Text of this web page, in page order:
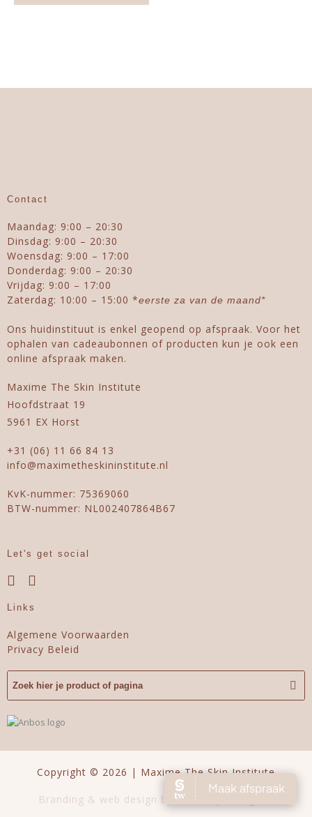
Contact
Maandag: 9:00 – 20:30
Dinsdag: 9:00 – 20:30
Woensdag: 9:00 – 17:00
Donderdag: 9:00 – 20:30
Vrijdag: 9:00 – 17:00
Zaterdag: 10:00 – 15:00 *eerste za van de maand*
Ons huidinstituut is enkel geopend op afspraak. Voor het
ophalen van cadeaubonnen of producten kun je ook een
online afspraak maken.
Maxime The Skin Institute
Hoofdstraat 19
5961 EX Horst
+31 (06) 11 66 84 13
info@maximetheskininstitute.nl
KvK-nummer: 75369060
BTW-nummer: NL002407864B67
Let's get social
Links
Algemene Voorwaarden
Privacy Beleid
Copyright © 2026 | Maxime The Skin Institute
Branding & web design by Perfectly Designed